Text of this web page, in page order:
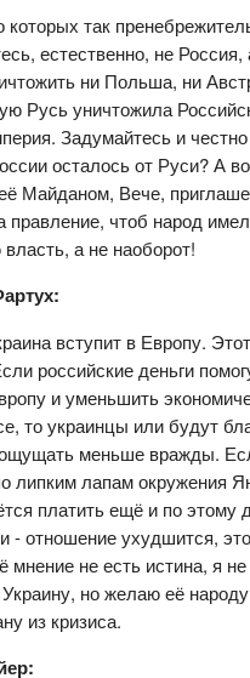
так
естественно, не
ни Польша, ни
Русь уничтожила
Задумайтесь и
осталось от Руси? А
Майданом, Вече,
правление, чтоб народ
а не наоборот!
вступит в Европу.
российские деньги
и уменьшить
то украинцы или будут
меньше вражды.
липким лапам окружения
платить ещё и по этому
- отношение ухудшится,
не есть истина, я не
но желаю её
из кризиса.